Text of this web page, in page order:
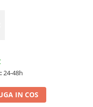
24-48h
IN COS